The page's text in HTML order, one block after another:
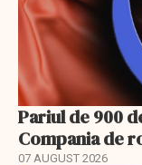
Pariul de 900
Compania de
07 AUGUST 2026